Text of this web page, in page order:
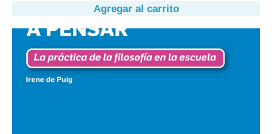
Agregar al carrito